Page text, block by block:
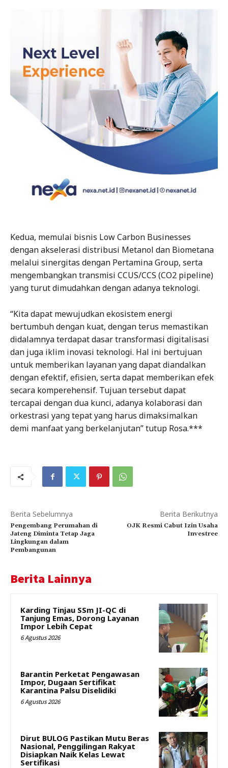
Kedua, memulai bisnis Low Carbon Businesses
dengan akselerasi distribusi Metanol dan Biometana
melalui sinergitas dengan Pertamina Group, serta
mengembangkan transmisi CCUS/CCS (CO2 pipeline)
yang turut dimudahkan dengan adanya teknologi.
“Kita dapat mewujudkan ekosistem energi
bertumbuh dengan kuat, dengan terus memastikan
didalamnya terdapat dasar transformasi digitalisasi
dan juga iklim inovasi teknologi. Hal ini bertujuan
untuk memberikan layanan yang dapat diandalkan
dengan efektif, efisien, serta dapat memberikan efek
secara komperehensif. Tujuan tersebut dapat
tercapai dengan dua kunci, adanya kolaborasi dan
orkestrasi yang tepat yang harus dimaksimalkan
demi manfaat yang berkelanjutan” tutup Rosa.***
Berita Sebelumnya
Pengembang Perumahan di
Jateng Diminta Tetap Jaga
Lingkungan dalam
Pembangunan
Berita Berikutnya
OJK Resmi Cabut Izin Usaha
Investree
Berita Lainnya
Karding Tinjau SSm JI-QC di
Tanjung Emas, Dorong Layanan
Impor Lebih Cepat
6 Agustus 2026
Barantin Perketat Pengawasan
Impor, Dugaan Sertifikat
Karantina Palsu Diselidiki
6 Agustus 2026
Dirut BULOG Pastikan Mutu Beras
Nasional, Penggilingan Rakyat
Disiapkan Naik Kelas Lewat
Sertifikasi